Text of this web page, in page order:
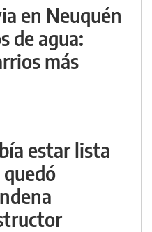
en Neuquén
de agua:
más
estar lista